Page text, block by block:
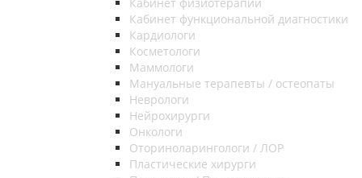
Кабинет функциональной диагностики
Кардиологи
Косметологи
Маммологи
Мануальные терапевты / остеопаты
Неврологи
Нейрохирурги
Онкологи
Оториноларингологи / ЛОР
Пластические хирурги